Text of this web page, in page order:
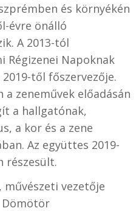
és környékén
évre önálló
A 2013-tól
Régizenei Napoknak
től főszervezője.
a zeneművek előadásán
a hallgatónak,
a kor és a zene
Az együttes 2019-
részesült.
művészeti vezetője
Dömötör